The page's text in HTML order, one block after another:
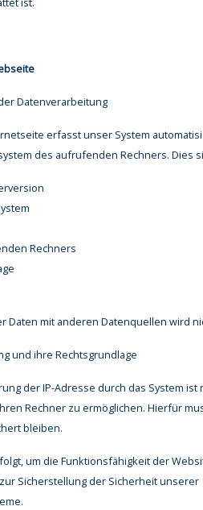
Datenverarbeitung
erfasst unser System
des aufrufenden Rechners. Dies
Rechners
Daten mit anderen Datenquellen wird
und ihre Rechtsgrundlage
der IP-Adresse durch das System ist
Rechner zu ermöglichen. Hierfür
bleiben.
um die Funktionsfähigkeit der
Sicherstellung der Sicherheit unserer